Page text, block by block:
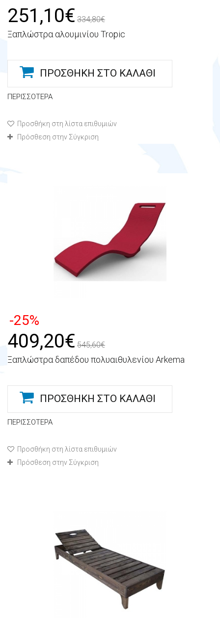
251,10€ 334,80€
Ξαπλώστρα αλουμινίου Tropic
ΠΡΟΣΘΉΚΗ ΣΤΟ ΚΑΛΆΘΙ
ΠΕΡΙΣΣΌΤΕΡΑ
Προσθήκη στη λίστα επιθυμιών
Πρόσθεση στην Σύγκριση
-25%
409,20€ 545,60€
Ξαπλώστρα δαπέδου πολυαιθυλενίου Arkema
ΠΡΟΣΘΉΚΗ ΣΤΟ ΚΑΛΆΘΙ
ΠΕΡΙΣΣΌΤΕΡΑ
Προσθήκη στη λίστα επιθυμιών
Πρόσθεση στην Σύγκριση